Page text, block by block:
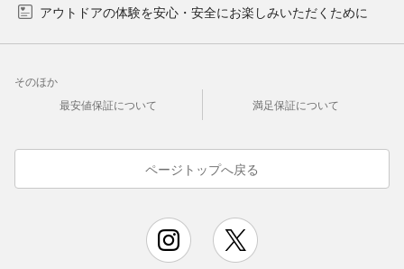
アウトドアの体験を安心・安全にお楽しみいただくために
そのほか
最安値保証について
満足保証について
ページトップへ戻る